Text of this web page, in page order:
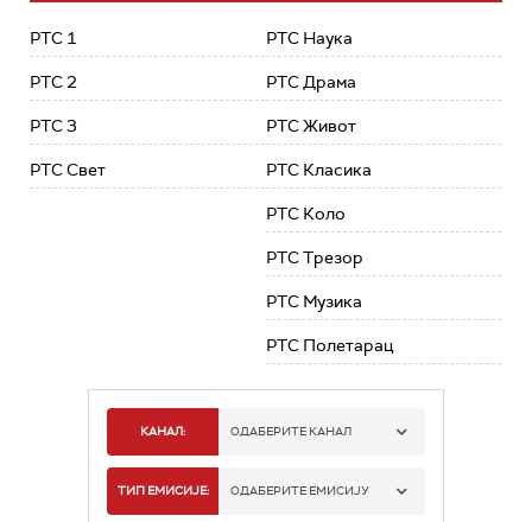
РТС 1
РТС 2
РТС 3
РТС Свет
РТС Наука
РТС Драма
РТС Живот
РТС Класика
РТС Коло
РТС Трезор
РТС Музика
РТС Полетарац
КАНАЛ: ОДАБЕРИТЕ КАНАЛ
РТС 1
ТИП ЕМИСИЈЕ: ОДАБЕРИТЕ ЕМИСИЈУ